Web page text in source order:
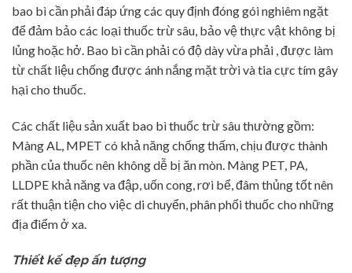
bao bì cần phải đáp ứng các quy định đóng gói nghiêm ngặt
để đảm bảo các loại thuốc trừ sâu, bảo vệ thực vật không bị
lủng hoặc hở. Bao bì cần phải có độ dày vừa phải , được làm
từ chất liệu chống được ánh nắng mặt trời và tia cực tím gây
hại cho thuốc.
Các chất liệu sản xuất bao bì thuốc trừ sâu thường gồm:
Màng AL, MPET có khả năng chống thấm, chịu được thành
phần của thuốc nên không dễ bị ăn mòn. Màng PET, PA,
LLDPE khả năng va đập, uốn cong, rơi bể, đâm thủng tốt nên
rất thuận tiện cho việc di chuyển, phân phối thuốc cho những
địa điểm ở xa.
Thiết kế đẹp ấn tượng